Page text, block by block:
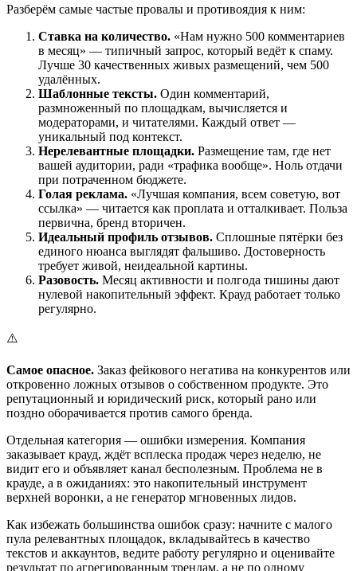
Разберём самые частые провалы и противоядия к ним:
Ставка на количество. «Нам нужно 500 комментариев
в месяц» — типичный запрос, который ведёт к спаму.
Лучше 30 качественных живых размещений, чем 500
удалённых.
Шаблонные тексты. Один комментарий,
размноженный по площадкам, вычисляется и
модераторами, и читателями. Каждый ответ —
уникальный под контекст.
Нерелевантные площадки. Размещение там, где нет
вашей аудитории, ради «трафика вообще». Ноль отдачи
при потраченном бюджете.
Голая реклама. «Лучшая компания, всем советую, вот
ссылка» — читается как проплата и отталкивает. Польза
первична, бренд вторичен.
Идеальный профиль отзывов. Сплошные пятёрки без
единого нюанса выглядят фальшиво. Достоверность
требует живой, неидеальной картины.
Разовость. Месяц активности и полгода тишины дают
нулевой накопительный эффект. Крауд работает только
регулярно.
⚠️
Самое опасное. Заказ фейкового негатива на конкурентов или
откровенно ложных отзывов о собственном продукте. Это
репутационный и юридический риск, который рано или
поздно оборачивается против самого бренда.
Отдельная категория — ошибки измерения. Компания
заказывает крауд, ждёт всплеска продаж через неделю, не
видит его и объявляет канал бесполезным. Проблема не в
крауде, а в ожиданиях: это накопительный инструмент
верхней воронки, а не генератор мгновенных лидов.
Как избежать большинства ошибок сразу: начните с малого
пула релевантных площадок, вкладывайтесь в качество
текстов и аккаунтов, ведите работу регулярно и оценивайте
результат по агрегированным трендам, а не по одному